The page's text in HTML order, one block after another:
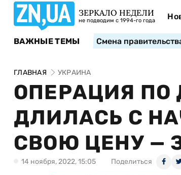
ЗЕРКАЛО НЕДЕЛИ
не подводим с 1994-го года
ВАЖНЫЕ ТЕМЫ Смена
ГЛАВНАЯ УКРАИНА
ОПЕРАЦИЯ ПО
ДЛИЛАСЬ С
СВОЮ ЦЕНУ —
14 ноября, 2022, 15:05 Поделиться